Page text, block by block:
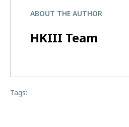
ABOUT THE AUTHOR
HKIII Team
Tags: